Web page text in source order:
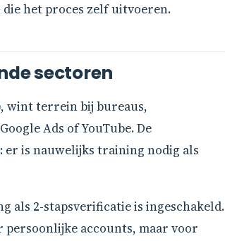
het proces zelf uitvoeren.
sectoren
wint terrein bij bureaus,
Ads of YouTube. De
is nauwelijks training nodig als
als 2-stapsverificatie is ingeschakeld.
persoonlijke accounts, maar voor